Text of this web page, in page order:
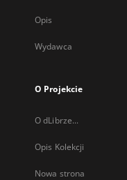
Opis
Wydawca
O Projekcie
O dLibrze...
Opis Kolekcji
Nowa strona